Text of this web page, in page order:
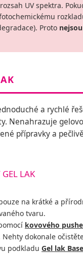
UV spektra.
Proto
a rychlé
Nenahrazuje
přípravky a
LAK
na krátké a
tvaru.
kovového
Nehty dokonale
podkladu Gel lak